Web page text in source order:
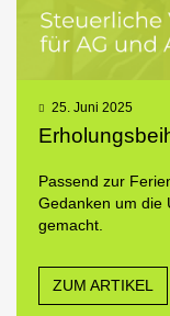
25. Juni 2025
Passend zur
Gedanken um die
gemacht.
ZUM ARTIKEL